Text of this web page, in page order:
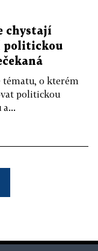
chystají
politickou
tématu, o kterém
politickou